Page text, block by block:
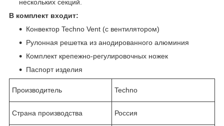
нескольких секций.
В комплект входит:
Конвектор Techno Vent (с вентилятором)
Рулонная решетка из анодированного алюминия
Комплект крепежно-регулировочных ножек
Паспорт изделия
Производитель Techno
Страна производства Россия